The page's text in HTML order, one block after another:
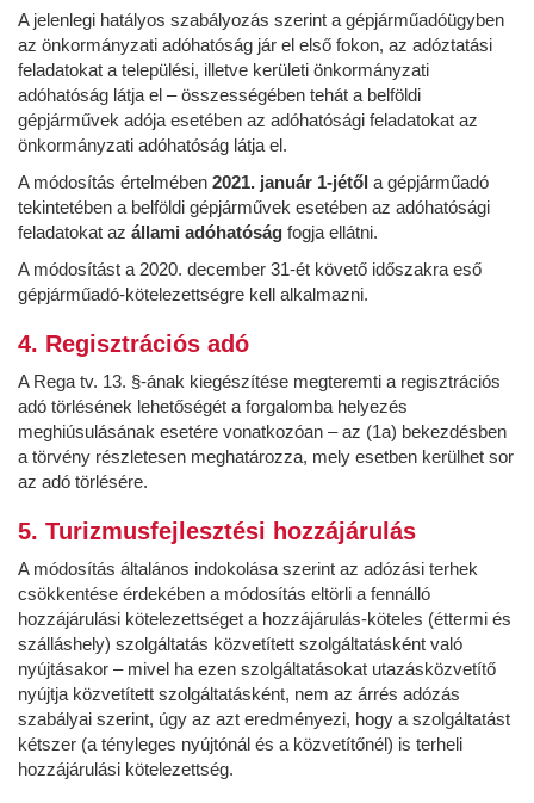
A jelenlegi hatályos szabályozás szerint a gépjárműadóügyben
az önkormányzati adóhatóság jár el első fokon, az adóztatási
feladatokat a települési, illetve kerületi önkormányzati
adóhatóság látja el – összességében tehát a belföldi
gépjárművek adója esetében az adóhatósági feladatokat az
önkormányzati adóhatóság látja el.
A módosítás értelmében 2021. január 1-jétől a gépjárműadó
tekintetében a belföldi gépjárművek esetében az adóhatósági
feladatokat az állami adóhatóság fogja ellátni.
A módosítást a 2020. december 31-ét követő időszakra eső
gépjárműadó-kötelezettségre kell alkalmazni.
4. Regisztrációs adó
A Rega tv. 13. §-ának kiegészítése megteremti a regisztrációs
adó törlésének lehetőségét a forgalomba helyezés
meghiúsulásának esetére vonatkozóan – az (1a) bekezdésben
a törvény részletesen meghatározza, mely esetben kerülhet sor
az adó törlésére.
5. Turizmusfejlesztési hozzájárulás
A módosítás általános indokolása szerint az adózási terhek
csökkentése érdekében a módosítás eltörli a fennálló
hozzájárulási kötelezettséget a hozzájárulás-köteles (éttermi és
szálláshely) szolgáltatás közvetített szolgáltatásként való
nyújtásakor – mivel ha ezen szolgáltatásokat utazásközvetítő
nyújtja közvetített szolgáltatásként, nem az árrés adózás
szabályai szerint, úgy az azt eredményezi, hogy a szolgáltatást
kétszer (a tényleges nyújtónál és a közvetítőnél) is terheli
hozzájárulási kötelezettség.